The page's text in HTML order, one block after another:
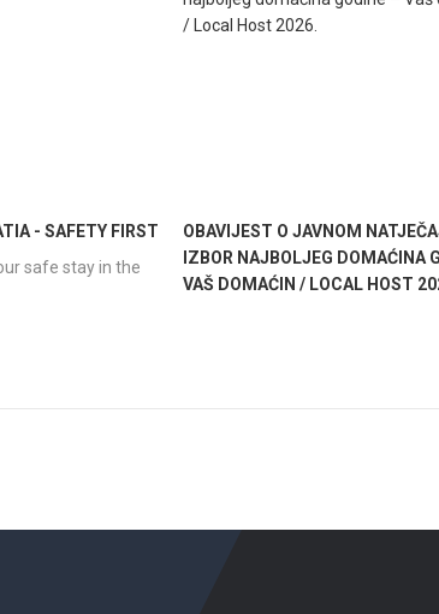
- SAFETY FIRST
safe stay in the
OBAVIJEST O JAVNOM
IZBOR NAJBOLJEG DOMAĆINA
VAŠ DOMAĆIN / LOCAL HOST